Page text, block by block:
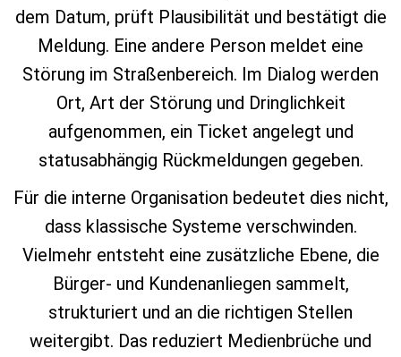
dem Datum, prüft Plausibilität und bestätigt die
Meldung. Eine andere Person meldet eine
Störung im Straßenbereich. Im Dialog werden
Ort, Art der Störung und Dringlichkeit
aufgenommen, ein Ticket angelegt und
statusabhängig Rückmeldungen gegeben.
Für die interne Organisation bedeutet dies nicht,
dass klassische Systeme verschwinden.
Vielmehr entsteht eine zusätzliche Ebene, die
Bürger‑ und Kundenanliegen sammelt,
strukturiert und an die richtigen Stellen
weitergibt. Das reduziert Medienbrüche und